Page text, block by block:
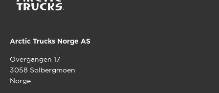
Arctic Trucks Norge AS
Overgangen 17
3058 Solbergmoen
Norge